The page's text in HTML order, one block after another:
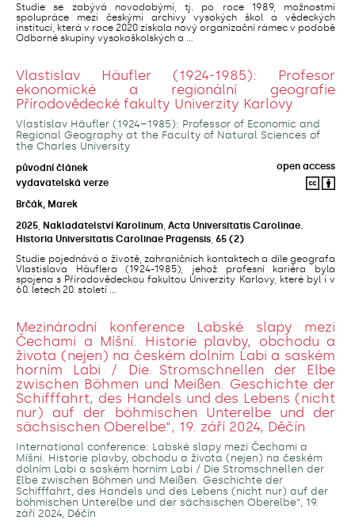
Studie se zabývá novodobými, tj. po roce 1989, možnostmi
spolupráce mezi českými archivy vysokých škol a vědeckých
institucí, která v roce 2020 získala nový organizační rámec v podobě
Odborné skupiny vysokoškolských a ...
Vlastislav Häufler (1924-1985): Profesor
ekonomické a regionální geografie
Přírodovědecké fakulty Univerzity Karlovy
Vlastislav Häufler (1924–1985): Professor of Economic and
Regional Geography at the Faculty of Natural Sciences of
the Charles University
původní článek
open access
vydavatelská verze
Brčák, Marek
2025 Nakladatelství Karolinum Acta Universitatis Carolinae.
Historia Universitatis Carolinae Pragensis 65 (2)
Studie pojednává o životě, zahraničních kontaktech a díle geografa
Vlastislava Häuflera (1924-1985), jehož profesní kariéra byla
spojena s Přírodovědeckou fakultou Univerzity Karlovy, které byl i v
60. letech 20. století ...
Mezinárodní konference Labské slapy mezi
Čechami a Míšní. Historie plavby, obchodu a
života (nejen) na českém dolním Labi a saském
horním Labi / Die Stromschnellen der Elbe
zwischen Böhmen und Meißen. Geschichte der
Schifffahrt, des Handels und des Lebens (nicht
nur) auf der böhmischen Unterelbe und der
sächsischen Oberelbe“, 19. září 2024, Děčín
International conference: Labské slapy mezi Čechami a
Míšní. Historie plavby, obchodu a života (nejen) na českém
dolním Labi a saském horním Labi / Die Stromschnellen der
Elbe zwischen Böhmen und Meißen. Geschichte der
Schifffahrt, des Handels und des Lebens (nicht nur) auf der
böhmischen Unterelbe und der sächsischen Oberelbe“, 19.
září 2024, Děčín